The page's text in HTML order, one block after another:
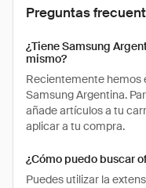
Preguntas
¿Tiene Samsung
mismo?
Recientemente hemos
Samsung Argentina.
añade artículos a tu
aplicar a tu compra.
¿Cómo puedo buscar
Puedes utilizar la